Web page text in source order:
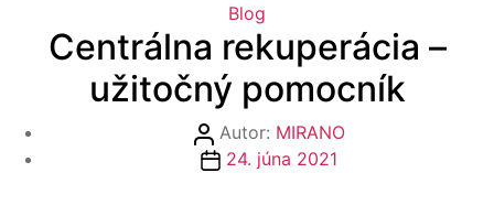
Kategórie
Blog
Centrálna rekuperácia –
užitočný pomocník
Autor
článku
Autor: MIRANO
Dátum24. júna 2021